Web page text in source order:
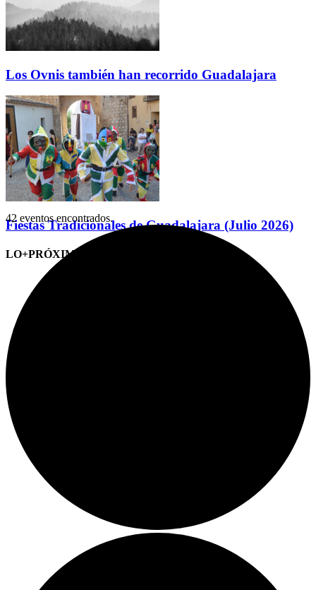
Los Ovnis también han recorrido Guadalajara
Fiestas Tradicionales de Guadalajara (Julio 2026)
LO+PRÓXIMO (CITAS)
42 eventos encontrados.